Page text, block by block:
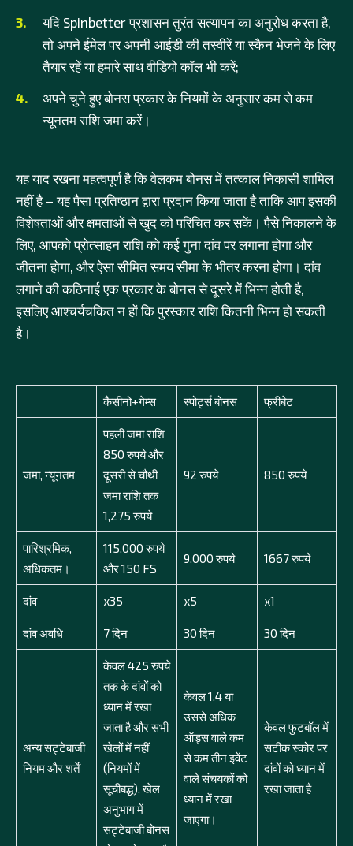
यदि Spinbetter प्रशासन तुरंत सत्यापन का अनुरोध करता है,
तो अपने ईमेल पर अपनी आईडी की तस्वीरें या स्कैन भेजने के लिए
तैयार रहें या हमारे साथ वीडियो कॉल भी करें;
अपने चुने हुए बोनस प्रकार के नियमों के अनुसार कम से कम
न्यूनतम राशि जमा करें।
यह याद रखना महत्वपूर्ण है कि वेलकम बोनस में तत्काल निकासी शामिल
नहीं है – यह पैसा प्रतिष्ठान द्वारा प्रदान किया जाता है ताकि आप इसकी
विशेषताओं और क्षमताओं से खुद को परिचित कर सकें। पैसे निकालने के
लिए, आपको प्रोत्साहन राशि को कई गुना दांव पर लगाना होगा और
जीतना होगा, और ऐसा सीमित समय सीमा के भीतर करना होगा। दांव
लगाने की कठिनाई एक प्रकार के बोनस से दूसरे में भिन्न होती है,
इसलिए आश्चर्यचकित न हों कि पुरस्कार राशि कितनी भिन्न हो सकती
है।
कैसीनो+गेम्स स्पोर्ट्स बोनस फ्रीबेट
जमा, न्यूनतम
पहली जमा राशि
850 रुपये और
दूसरी से चौथी
जमा राशि तक
1,275 रुपये
92 रुपये 850 रुपये
पारिश्रमिक,
अधिकतम।
115,000 रुपये
और 150 FS
9,000 रुपये 1667 रुपये
दांव х35 х5 х1
दांव अवधि 7 दिन 30 दिन 30 दिन
अन्य सट्टेबाजी
नियम और शर्तें
केवल 425 रुपये
तक के दांवों को
ध्यान में रखा
जाता है और सभी
खेलों में नहीं
(नियमों में
सूचीबद्ध), खेल
अनुभाग में
सट्टेबाजी बोनस
केवल 1.4 या
उससे अधिक
ऑड्स वाले कम
से कम तीन इवेंट
वाले संचयकों को
ध्यान में रखा
जाएगा।
केवल फुटबॉल में
सटीक स्कोर पर
दांवों को ध्यान में
रखा जाता है